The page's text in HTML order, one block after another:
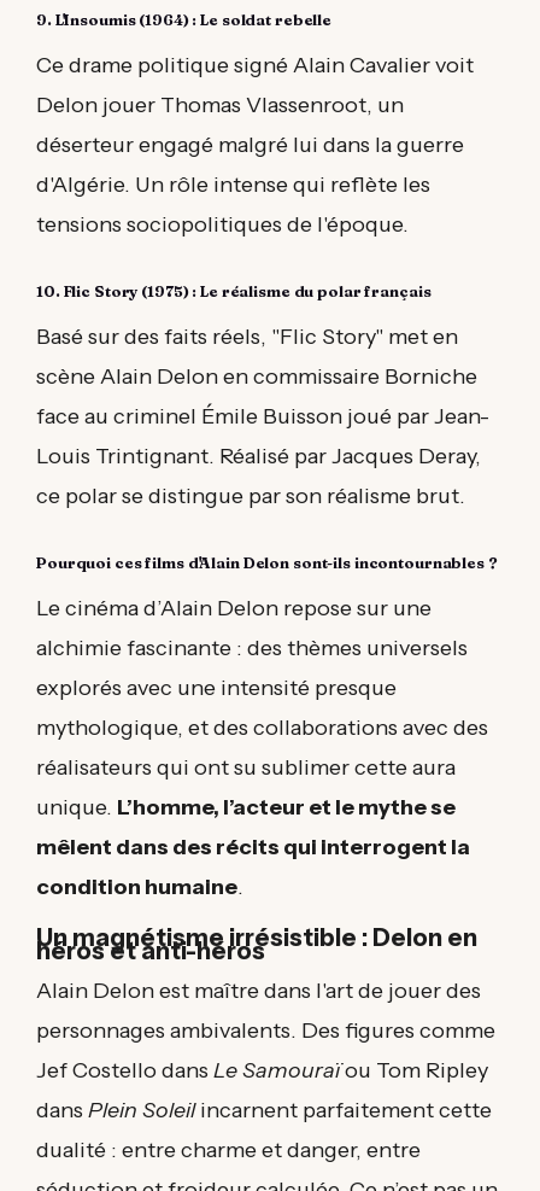
9. L'Insoumis (1964) : Le soldat rebelle
Ce drame politique signé Alain Cavalier voit
Delon jouer Thomas Vlassenroot, un
déserteur engagé malgré lui dans la guerre
d'Algérie. Un rôle intense qui reflète les
tensions sociopolitiques de l'époque.
10. Flic Story (1975) : Le réalisme du polar français
Basé sur des faits réels, "Flic Story" met en
scène Alain Delon en commissaire Borniche
face au criminel Émile Buisson joué par Jean-
Louis Trintignant. Réalisé par Jacques Deray,
ce polar se distingue par son réalisme brut.
Pourquoi ces films d'Alain Delon sont-ils incontournables ?
Le cinéma d’Alain Delon repose sur une
alchimie fascinante : des thèmes universels
explorés avec une intensité presque
mythologique, et des collaborations avec des
réalisateurs qui ont su sublimer cette aura
unique. L’homme, l’acteur et le mythe se
mêlent dans des récits qui interrogent la
condition humaine.
Un magnétisme irrésistible : Delon en
héros et anti-héros
Alain Delon est maître dans l'art de jouer des
personnages ambivalents. Des figures comme
Jef Costello dans Le Samouraïou Tom Ripley
dans Plein Soleilincarnent parfaitement cette
dualité : entre charme et danger, entre